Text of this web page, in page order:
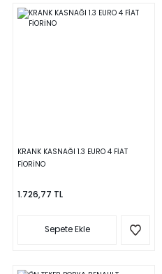
KRANK KASNAĞI 1.3 EURO 4 FİAT
FİORİNO
1.726,77 TL
Sepete Ekle